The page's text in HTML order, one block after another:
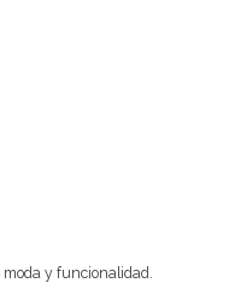
y funcionalidad.